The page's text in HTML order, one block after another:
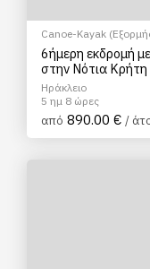
Canoe-Kayak
6ήμερη εκδρομή
στην Νότια Κρήτη
Ηράκλειο
5 ημ 8 ώρες
από 890.00 € /